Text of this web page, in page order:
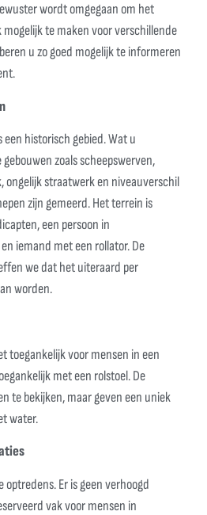
wordt omgegaan om het
te maken voor verschillende
u zo goed mogelijk te informeren
historisch gebied. Wat u
zoals scheepswerven,
ongelijk straatwerk en niveauverschil
zijn gemeerd. Het terrein is
een persoon in
iemand met een rollator. De
we dat het uiteraard per
worden.
toegankelijk voor mensen in een
met een rolstoel. De
te bekijken, maar geven een uniek
water.
optredens. Er is geen verhoogd
vak voor mensen in